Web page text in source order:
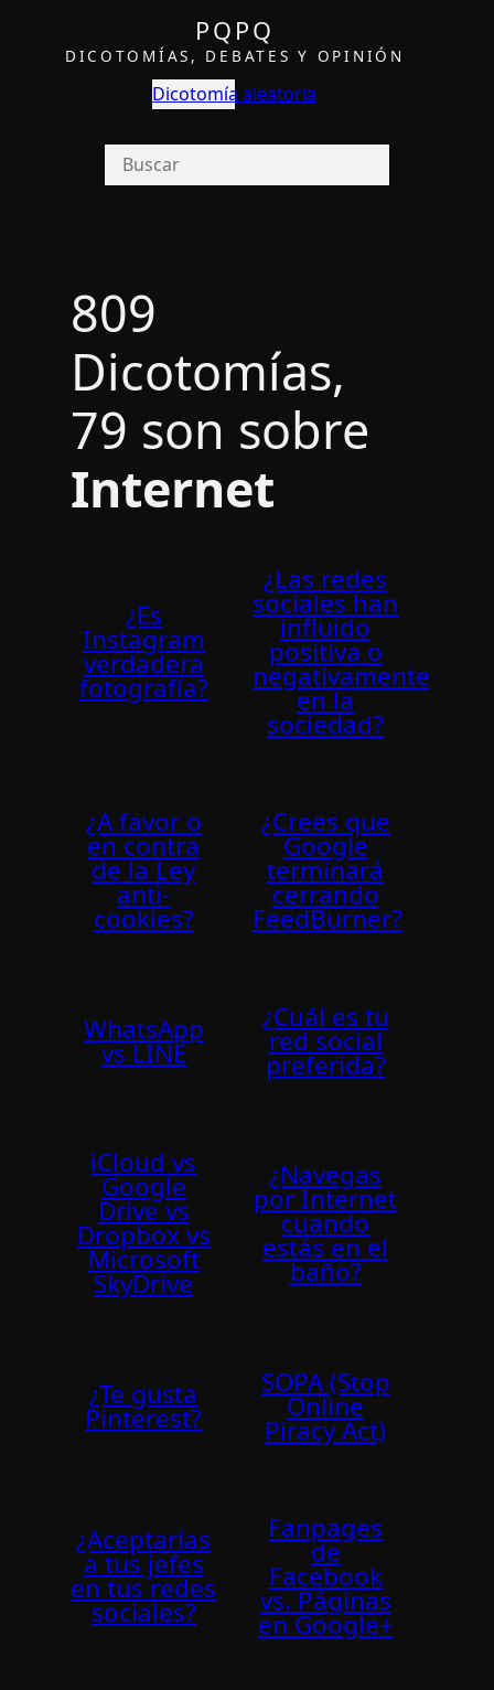
PQPQ
DICOTOMÍAS, DEBATES Y OPINIÓN
Dicotomía aleatoria
809
Dicotomías,
79 son sobre
Internet
¿Es
Instagram
verdadera
fotografía?
¿Las redes
sociales han
influido
positiva o
negativamente
en la
sociedad?
¿A favor o
en contra
de la Ley
anti-
cookies?
¿Crees que
Google
terminará
cerrando
FeedBurner?
WhatsApp
vs LINE
¿Cuál es tu
red social
preferida?
iCloud vs
Google
Drive vs
Dropbox vs
Microsoft
SkyDrive
¿Navegas
por Internet
cuando
estás en el
baño?
¿Te gusta
Pinterest?
SOPA (Stop
Online
Piracy Act)
¿Aceptarías
a tus jefes
en tus redes
sociales?
Fanpages
de
Facebook
vs. Páginas
en Google+